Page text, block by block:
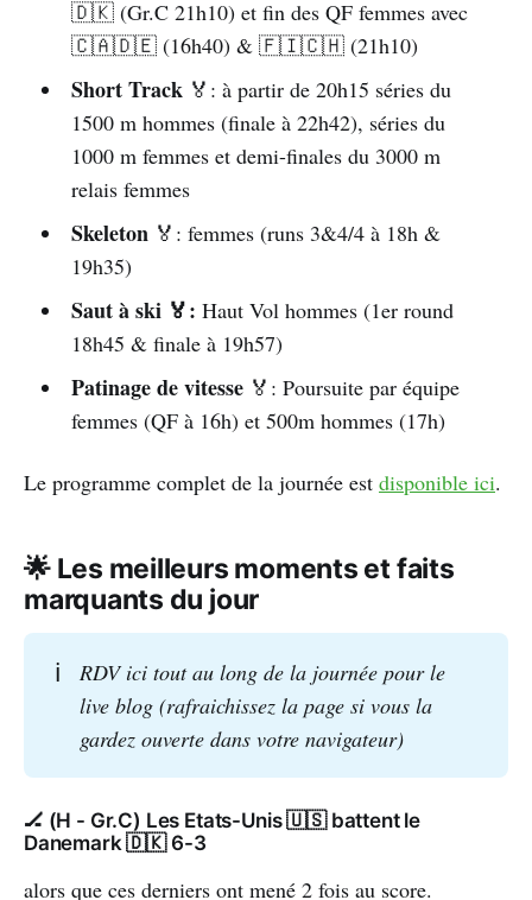
🇨🇭 RTS Deux, RSI La 2 et SRF
Zwei : Les chaines suisses proposeront
une couverture globale tout au long
chaque journée, dans les 3 principales
langues du pays (français, italien et
allemand) selon la chaîne.
🇦🇹 ORF1 et ORF SPORT + : les
chaines autrichiennes offriront aussi une
couverture globale tout au long de la
journée.
TVP SPORT
première chaîne publique polonaise et sa
version sportive diffuseront la majorité
des Jeux (accompagné parfois par TVP 2
pour certaines épreuves).
l'offre télévisuelle en Espagne (hors
Eurosport bien entendu) sera proposée
(aussi appelée Teledeporte).
Comment regarder les JO en streaming ?
🇩🇰 (Gr.C 21h10) et fin des QF femmes avec
🇨🇦🇩🇪 (16h40) & 🇫🇮🇨🇭 (21h10)
Short Track🏅: à partir de 20h15 séries du
1500 m hommes (finale à 22h42), séries du
1000 m femmes et demi-finales du 3000 m
relais femmes
Skeleton 🏅: femmes (runs 3&4/4 à 18h &
19h35)
Saut à ski 🏅: Haut Vol hommes (1er round
18h45 & finale à 19h57)
Patinage de vitesse🏅: Poursuite par équipe
femmes (QF à 16h) et 500m hommes (17h)
Le programme complet de la journée est disponible ici.
🌟 Les meilleurs moments et faits
marquants du jour
ℹ️
RDV ici tout au long de la journée pour le
live blog (rafraichissez la page si vous la
gardez ouverte dans votre navigateur)
🏒 (H - Gr.C) Les Etats-Unis 🇺🇸 battent le
Danemark 🇩🇰 6-3
alors que ces derniers ont mené 2 fois au score.